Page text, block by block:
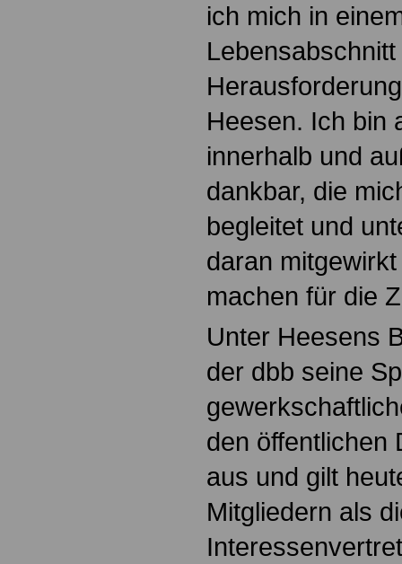
ich mich in
Heesen. Ich bin
innerhalb und
dankbar, die
begleitet und
daran
machen für die
Unter Heesens
der dbb seine
den öffentlichen
aus und gilt
Mitgliedern als